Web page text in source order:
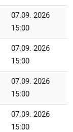
07.09. 2026
15:00
07.09. 2026
15:00
07.09. 2026
15:00
07.09. 2026
15:00